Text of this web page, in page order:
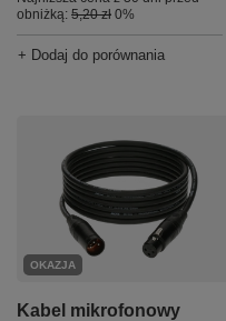
obniżką: 5,20 zł 0%
+ Dodaj do porównania
OKAZJA
Kabel mikrofonowy